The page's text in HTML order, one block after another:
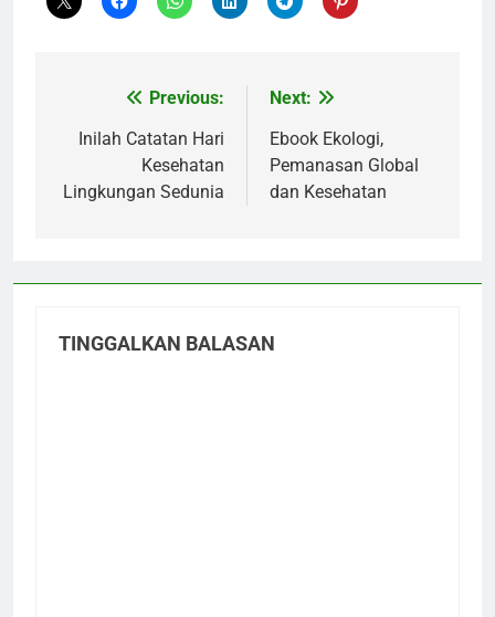
Navigasi
pos
Previous:
Inilah Catatan Hari
Kesehatan
Lingkungan Sedunia
Next:
Ebook Ekologi,
Pemanasan Global
dan Kesehatan
TINGGALKAN BALASAN